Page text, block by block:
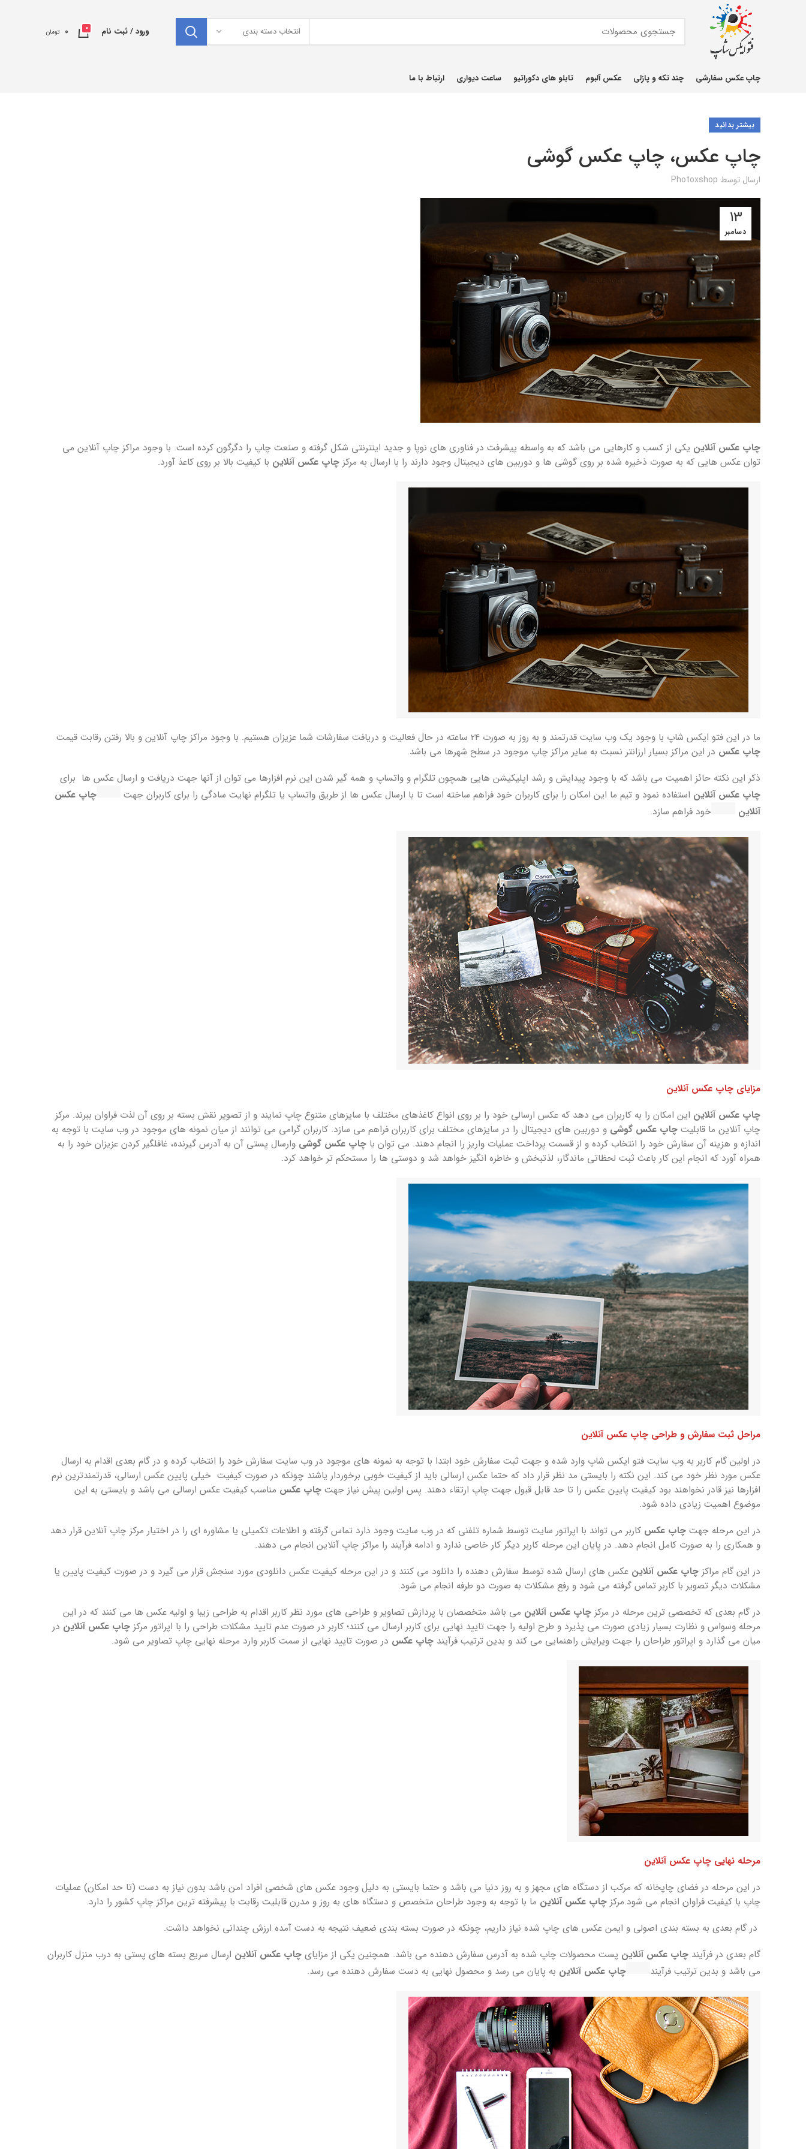
انتخاب دسته بندی ورود / ثبت نام 0
0 تومان
چاپ عکس سفارشی چند تکه و پازلی عکس آلبوم تابلو های دکوراتیو ساعت دیواری ارتباط با ما
بیشتر بدانید
چاپ عکس، چاپ عکس گوشی
ارسال توسط Photoxshop
13
دسامبر
چاپ عکس آنلاین یکی از کسب و کارهایی می باشد که به واسطه پیشرفت در فناوری های نوپا و جدید اینترنتی شکل گرفته و صنعت چاپ را دگرگون کرده است. با وجود مراکز چاپ آنلاین می
توان عکس هایی که به صورت ذخیره شده بر روی گوشی ها و دوربین های دیجیتال وجود دارند را با ارسال به مرکز چاپ عکس آنلاین با کیفیت بالا بر روی کاعذ آورد.
ما در این فتو ایکس شاپ با وجود یک وب سایت قدرتمند و به روز به صورت 24 ساعته در حال فعالیت و دریافت سفارشات شما عزیزان هستیم. با وجود مراکز چاپ آنلاین و بالا رفتن رقابت قیمت
چاپ عکس در این مراکز بسیار ارزانتر نسبت به سایر مراکز چاپ موجود در سطح شهرها می باشد.
ذکر این نکته حائز اهمیت می باشد که با وجود پیدایش و رشد اپلیکیشن هایی همچون تلگرام و واتساپ و همه گیر شدن این نرم افزارها می توان از آنها جهت دریافت و ارسال عکس ها برای
چاپ عکس آنلاین استفاده نمود و تیم ما این امکان را برای کاربران خود فراهم ساخته است تا با ارسال عکس ها از طریق واتساپ یا تلگرام نهایت سادگی را برای کاربران جهت
چاپ عکس
آنلاین
خود فراهم سازد.
مزایای چاپ عکس آنلاین
چاپ عکس آنلاین این امکان را به کاربران می دهد که عکس ارسالی خود را بر روی انواع کاغذهای مختلف با سایزهای متنوع چاپ نمایند و از تصویر نقش بسته بر روی آن لذت فراوان ببرند. مرکز
چاپ آنلاین ما قابلیت چاپ عکس گوشی و دوربین های دیجیتال را در سایزهای مختلف برای کاربران فراهم می سازد. کاربران گرامی می توانند از میان نمونه های موجود در وب سایت با توجه به
اندازه و هزینه آن سفارش خود را انتخاب کرده و از قسمت پرداخت عملیات واریز را انجام دهند. می توان با چاپ عکس گوشی وارسال پستی آن به آدرس گیرنده، غافلگیر کردن عزیزان خود را به
همراه آورد که انجام این کار باعث ثبت لحظاتی ماندگار، لذتبخش و خاطره انگیز خواهد شد و دوستی ها را مستحکم تر خواهد کرد.
مراحل ثبت سفارش و طراحی چاپ عکس آنلاین
در اولین گام کاربر به وب سایت فتو ایکس شاپ وارد شده و جهت ثبت سفارش خود ابتدا با توجه به نمونه های موجود در وب سایت سفارش خود را انتخاب کرده و در گام بعدی اقدام به ارسال
عکس مورد نظر خود می کند. این نکته را بایستی مد نظر قرار داد که حتما عکس ارسالی باید از کیفیت خوبی برخوردار یاشند چونکه در صورت کیفیت خیلی پایین عکس ارسالی، قدرتمندترین نرم
افزارها نیز قادر نخواهند بود کیفیت پایین عکس را تا حد قابل قبول جهت چاپ ارتقاء دهند. پس اولین پیش نیاز جهت چاپ عکس مناسب کیفیت عکس ارسالی می باشد و بایستی به این
موضوع اهمیت زیادی داده شود.
در این مرحله جهت چاپ عکس کاربر می تواند با اپراتور سایت توسط شماره تلفنی که در وب سایت وجود دارد تماس گرفته و اطلاعات تکمیلی یا مشاوره ای را در اختیار مرکز چاپ آنلاین قرار دهد
و همکاری را به صورت کامل انجام دهد. در پایان این مرحله کاربر دیگر کار خاصی ندارد و ادامه فرآیند را مراکز چاپ آنلاین انجام می دهند.
در این گام مراکز چاپ عکس آنلاین عکس های ارسال شده توسط سفارش دهنده را دانلود می کنند و در این مرحله کیفیت عکس دانلودی مورد سنجش قرار می گیرد و در صورت کیفیت پایین یا
مشکلات دیگر تصویر با کاربر تماس گرفته می شود و رفع مشکلات به صورت دو طرفه انجام می شود.
در گام بعدی که تخصصی ترین مرحله در مرکز چاپ عکس آنلاین می باشد متخصصان با پردازش تصاویر و طراحی های مورد نظر کاربر اقدام به طراحی زیبا و اولیه عکس ها می کنند که در این
مرحله وسواس و نظارت بسیار زیادی صورت می پذیرد و طرح اولیه را جهت تایید نهایی برای کاربر ارسال می کنند؛ کاربر در صورت عدم تایید مشکلات طراحی را با اپراتور مرکز چاپ عکس آنلاین در
میان می گذارد و اپراتور طراحان را جهت ویرایش راهنمایی می کند و بدین ترتیب فرآیند چاپ عکس در صورت تایید نهایی از سمت کاربر وارد مرحله نهایی چاپ تصاویر می شود.
مرحله نهایی چاپ عکس آنلاین
در این مرحله در فضای چاپخانه که مرکب از دستگاه های مجهز و به روز دنیا می باشد و حتما بایستی به دلیل وجود عکس های شخصی افراد امن باشد بدون نیاز به دست (تا حد امکان) عملیات
چاپ با کیفیت فراوان انجام می شود.مرکز چاپ عکس آنلاین ما با توجه به وجود طراحان متخصص و دستگاه های به روز و مدرن قابلیت رقابت با پیشرفته ترین مراکز چاپ کشور را دارد.
در گام بعدی به بسته بندی اصولی و ایمن عکس های چاپ شده نیاز داریم، چونکه در صورت بسته بندی ضعیف نتیجه به دست آمده ارزش چندانی نخواهد داشت.
گام بعدی در فرآیند چاپ عکس آنلاین پست محصولات چاپ شده به آدرس سفارش دهنده می باشد. همچنین یکی از مزایای چاپ عکس آنلاین ارسال سریع بسته های پستی به درب منزل کاربران
می باشد و بدین ترتیب فرآیند
چاپ عکس آنلاین به پایان می رسد و محصول نهایی به دست سفارش دهنده می رسد.